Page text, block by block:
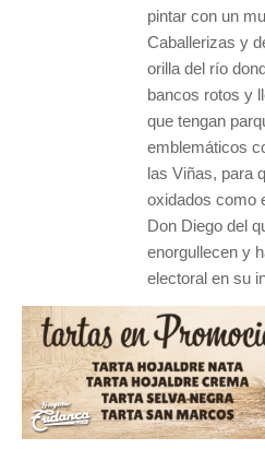
pintar con un
Caballerizas y
orilla del río
bancos rotos y
que tengan
emblemáticos
las Viñas, para
oxidados como
Don Diego del
enorgullecen y
electoral en su
dice el refrán
segura”.
Quieren ir por
las peticiones
que cuando
alcalde para